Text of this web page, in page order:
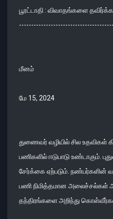
பூரட்டாதி : விவாதங்களை
---------------------------------------
மீனம்
மே 15, 2024
துணைவர் வழியில் சில உதவிகள்
பணிகளில் ஈடுபாடு உண்டாகும்.
சேர்க்கை ஏற்படும். நண்பர்களின்
பணி நிமித்தமான அலைச்சல்கள்
தந்திரங்களை அறிந்து